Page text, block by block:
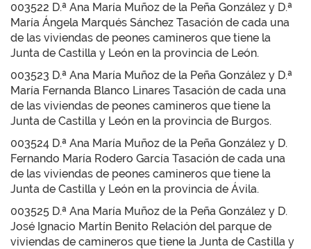
003522 D.ª Ana María Muñoz de la Peña González y D.ª
María Ángela Marqués Sánchez Tasación de cada una
de las viviendas de peones camineros que tiene la
Junta de Castilla y León en la provincia de León.
003523 D.ª Ana María Muñoz de la Peña González y D.ª
María Fernanda Blanco Linares Tasación de cada una
de las viviendas de peones camineros que tiene la
Junta de Castilla y León en la provincia de Burgos.
003524 D.ª Ana María Muñoz de la Peña González y D.
Fernando María Rodero García Tasación de cada una
de las viviendas de peones camineros que tiene la
Junta de Castilla y León en la provincia de Ávila.
003525 D.ª Ana María Muñoz de la Peña González y D.
José Ignacio Martín Benito Relación del parque de
viviendas de camineros que tiene la Junta de Castilla y